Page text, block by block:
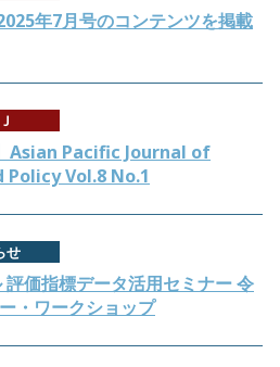
年7月号のコンテンツを掲載
Asian Pacific Journal of
Vol.8 No.1
せ
価指標データ活用セミナー 令
・ワークショップ